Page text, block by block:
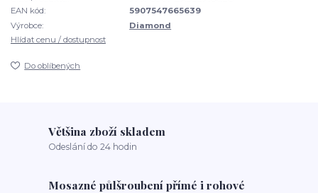
EAN kód:
5907547665639
Výrobce:
Diamond
Hlídat cenu / dostupnost
Do oblíbených
Většina zboží skladem
Odeslání do 24 hodin
Mosazné půlšroubení přímé i rohové